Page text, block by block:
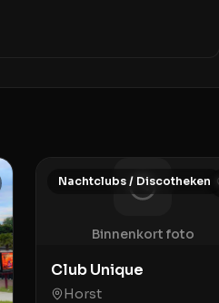
Binnenkort foto
Nachtclubs / Discotheken
Club Unique
Horst